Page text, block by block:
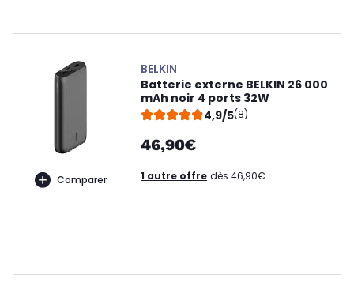
Comparer
BELKIN
Batterie externe BELKIN 26 000
mAh noir 4 ports 32W
4,9/5(8)
46,90€
1 autre offre dès 46,90€